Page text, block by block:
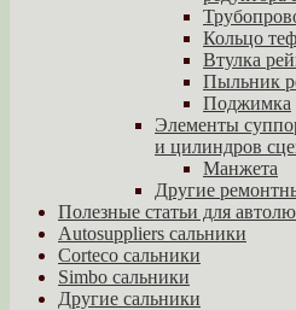
Кольцо
Втулка
Пыльник
Поджимка
Элементы
и цилиндров
Манжета
Другие
Полезные статьи для
Autosuppliers сальники
Corteco сальники
Simbo сальники
Другие сальники